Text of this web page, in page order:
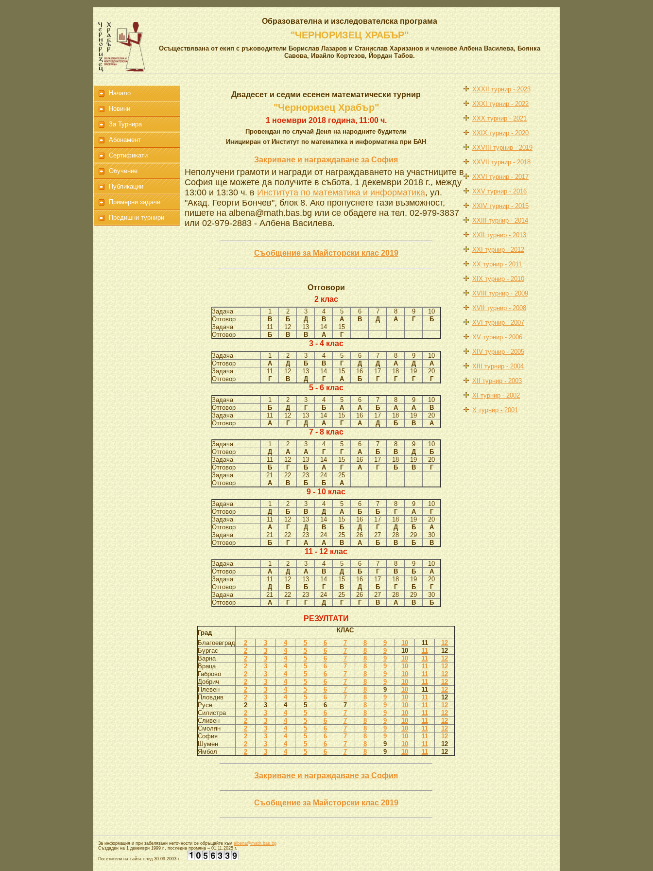
Образователна и изследователска програма
"ЧЕРНОРИЗЕЦ ХРАБЪР"
Осъществявана от екип с ръководители Борислав Лазаров и Станислав Харизанов и членове Албена Василева, Боянка
Савова, Ивайло Кортезов, Йордан Табов.
Начало
Новини
За Турнира
Абонамент
Сертификати
Обучение
Публикации
Примерни задачи
Предишни турнири
Двадесет и седми есенен математически турнир
"Черноризец Храбър"
1 ноември 2018 година, 11:00 ч.
Провеждан по случай Деня на народните будители
Иницииран от Институт по математика и информатика при БАН
Закриване и награждаване за София
Неполучени грамоти и награди от награждаването на участниците в
София ще можете да получите в събота, 1 декември 2018 г., между
13:00 и 13:30 ч. в Института по математика и информатика, ул.
"Акад. Георги Бончев", блок 8. Ако пропуснете тази възможност,
пишете на albena@math.bas.bg или се обадете на тел. 02-979-3837
или 02-979-2883 - Албена Василева.
Съобщение за Майсторски клас 2019
Отговори
2 клас
Задача 1 2 3 4 5 6 7 8 9
10
Отговор
В Б Д В А В Д А Г
Б
Задача
11 12 13 14
15
Отговор
Б В В А Г
3 - 4 клас
Задача 1 2 3 4 5 6 7 8 9
10
Отговор
А Д Б В Г Д Д А Д
А
Задача
11 12 13 14 15 16 17 18 19
20
Отговор
Г В Д Г А Б Г Г Г Г
5 - 6 клас
Задача 1 2 3 4 5 6 7 8 9
10
Отговор
Б Д Г Б А А Б А А
В
Задача
11 12 13 14 15 16 17 18 19
20
Отговор
А Г Д А Г А Д Б В А
7 - 8 клас
Задача 1 2 3 4 5 6 7 8 9
10
Отговор
Д А А Г Г А Б В Д
Б
Задача
11 12 13 14 15 16 17 18 19
20
Отговор
Б Г Б А Г А Г Б В
Г
Задача
21 22 23 24
25
Отговор
А В Б Б А
9 - 10 клас
Задача 1 2 3 4 5 6 7 8 9
10
Отговор
Д Б В Д А Б Б Г А
Г
Задача
11 12 13 14 15 16 17 18 19
20
Отговор
А Г Д В Б Д Г Д Б
А
Задача
21 22 23 24 25 26 27 28 29
30
Отговор
Б Г А А В А Б В Б В
11 - 12 клас
Задача 1 2 3 4 5 6 7 8 9
10
Отговор
А Д А В Д Б Г В Б
А
Задача
11 12 13 14 15 16 17 18 19
20
Отговор
Д В Б Г В Д Б Г Б
Г
Задача
21 22 23 24 25 26 27 28 29
30
Отговор
А Г Г Д Г Г В А В Б
РЕЗУЛТАТИ
Град
КЛАС
Благоевград
2 3 4 5 6 7 8 9 10 11
12
Бургас
2 3 4 5 6 7 8 9 10 11
12
Варна
2 3 4 5 6 7 8 9 10 11
12
Враца
2 3 4 5 6 7 8 9 10 11
12
Габрово
2 3 4 5 6 7 8 9 10 11
12
Добрич
2 3 4 5 6 7 8 9 10 11
12
Плевен
2 3 4 5 6 7 8 9 10 11
12
Пловдив
2 3 4 5 6 7 8 9 10 11
12
Русе
2 3 4 5 6 7 8 9 10 11
12
Силистра
2 3 4 5 6 7 8 9 10 11
12
Сливен
2 3 4 5 6 7 8 9 10 11
12
Смолян
2 3 4 5 6 7 8 9 10 11
12
София
2 3 4 5 6 7 8 9 10 11
12
Шумен
2 3 4 5 6 7 8 9 10 11
12
Ямбол
2 3 4 5 6 7 8 9 10 11 12
Закриване и награждаване за София
Съобщение за Майсторски клас 2019
XXXII турнир - 2023
XXXI турнир - 2022
XXX турнир - 2021
XXIX турнир - 2020
XXVIII турнир - 2019
XXVII турнир - 2018
XXVI турнир - 2017
XXV турнир - 2016
XXIV турнир - 2015
XXIІІ турнир - 2014
XXIІ турнир - 2013
XXI турнир - 2012
XX турнир - 2011
XIX турнир - 2010
XVIII турнир - 2009
XVII турнир - 2008
XVI турнир - 2007
XV турнир - 2006
XIV турнир - 2005
XIII турнир - 2004
XII турнир - 2003
XI турнир - 2002
X турнир - 2001
За информация и при забелязани неточности се обръщайте към albena@math.bas.bg
Създаден на 1 декември 1999 г., последна промяна – 01.11.2025 г.
Посетители на сайта след 30.09.2003 г.: